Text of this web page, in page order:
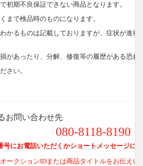
初期不良保証できない商品となります。
まで検品時のものになります。
かるものは記載しておりますが、症状が進
があったり、分解、修復等の履歴がある恐れ
さい。
お問い合わせ先
080-8118-8190
号にお電話いただくかショートメッセージに
ークションIDまたは商品タイトルをお伝えい